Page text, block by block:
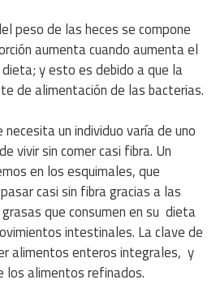
peso de las heces se compone
aumenta cuando aumenta el
y esto es debido a que la
de alimentación de las bacterias.
un individuo varía de uno
vivir sin comer casi fibra. Un
en los esquimales, que
casi sin fibra gracias a las
que consumen en su dieta
intestinales. La clave de
alimentos enteros integrales, y
alimentos refinados.